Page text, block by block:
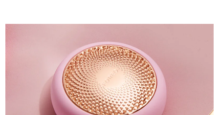
For young skin, T-zone
LUNA™ 4 go
For travel or gym bag
Premium anti-aging skincare
BEAR™ 设备
All premium facelift devices
UFO™ 3 mini
Red light therapy device for young skin
UFO™ 3 go
Portable red light therapy
issa™ 4 smile
Hybrid silicone sonic toothbrush
issa™ 4 baby
For ages 0-3
Clinical anti-aging
FAQ™ 102
Advanced clinical anti-aging
LED mask
FAQ™ 202
LED mask
FAQ™ 301
LED hair strengthening scalp massager
肌肤年轻化
NEW
FAQ™ 501
Full-Spectrum Red Light Therapy
预计送达日期
预计送达日期
预计送达日期